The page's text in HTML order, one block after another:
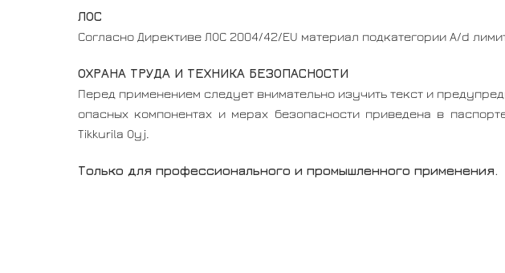
ЛОС
Согласно Директиве ЛОС 2004/42/EU материал подкатегории A/d
ОХРАНА ТРУДА И ТЕХНИКА БЕЗОПАСНОСТИ
Перед применением следует внимательно изучить текст и
опасных компонентах и мерах безопасности приведена в
Tikkurila Oyj.
Только для профессионального и промышленного применения.